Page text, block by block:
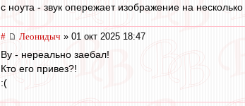
с ноута - звук опережает изображение на
# Леонидыч » 01 окт 2025 18:47
Ву - нереально заебал!
Кто его привез?!
:(